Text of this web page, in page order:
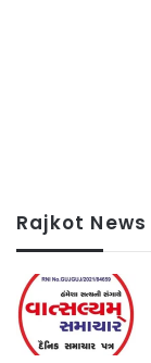
Rajkot News